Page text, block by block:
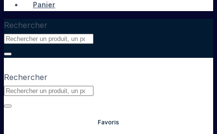
Panier
Rechercher
Rechercher
Favoris